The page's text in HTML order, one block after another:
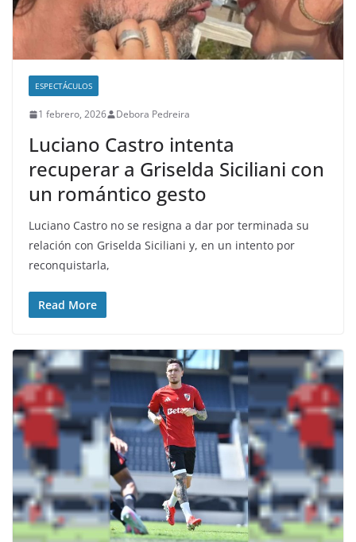
ESPECTÁCULOS
1 febrero, 2026 Debora Pedreira
Luciano Castro intenta
recuperar a Griselda Siciliani con
un romántico gesto
Luciano Castro no se resigna a dar por terminada su
relación con Griselda Siciliani y, en un intento por
reconquistarla,
Read More